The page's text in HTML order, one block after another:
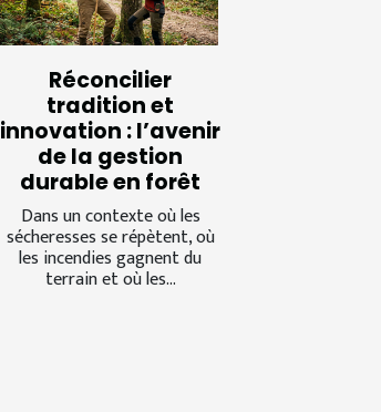
Réconcilier
tradition et
innovation : l’avenir
de la gestion
durable en forêt
Dans un contexte où les
sécheresses se répètent, où
les incendies gagnent du
terrain et où les...